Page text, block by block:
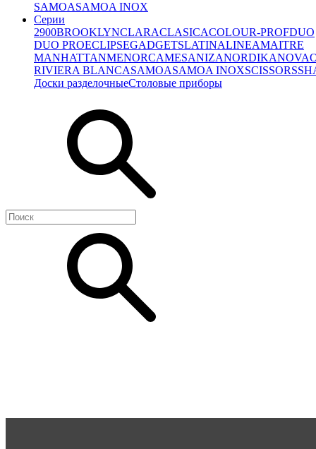
SAMOASAMOA INOX
Серии
2900BROOKLYNCLARACLASICACOLOUR-PROFDUO
DUO PROECLIPSEGADGETSLATINALINEAMAITRE
MANHATTANMENORCAMESANIZANORDIKANOVA
RIVIERA BLANCASAMOASAMOA INOXSCISSORS
Доски разделочныеСтоловые приборы